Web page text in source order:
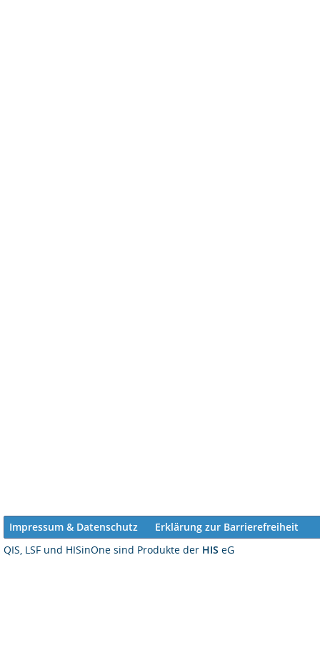
Impressum & Datenschutz
Erklärung zur Barrierefreiheit
QIS, LSF und HISinOne sind Produkte der HIS eG